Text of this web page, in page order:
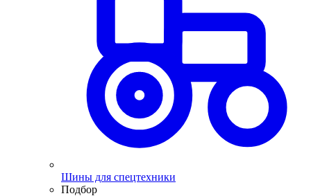
Шины для спецтехники
Подбор